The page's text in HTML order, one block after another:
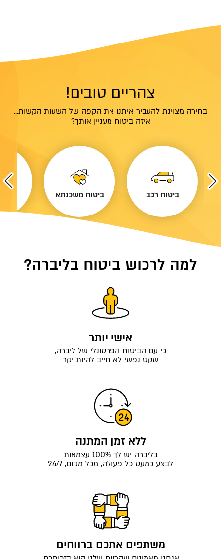
צהריים טובים!
בחירה מצוינת להעביר איתנו את הקפה של השעות הקשות...
איזה ביטוח מעניין אותך?
ביטוח רכב ביטוח משכנתא
למה לרכוש ביטוח בליברה?
אישי יותר
כי עם הביטוח הפרסונלי של ליברה,
שקט נפשי לא חייב להיות יקר
ללא זמן המתנה
בליברה יש לך 100% עצמאות
לבצע כמעט כל פעולה, מכל מקום, 24/7
משתפים אתכם ברווחים